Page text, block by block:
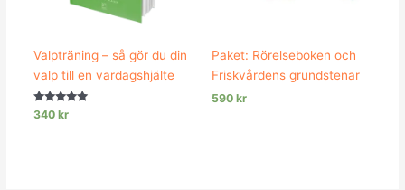
Valpträning – så gör du din
valp till en vardagshjälte
Betygsatt
4.88
340 kr
Paket: Rörelseboken och
Friskvårdens grundstenar
590 kr